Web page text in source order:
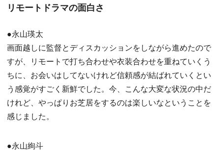
リモートドラマの面白さ
●永山瑛太
画面越しに監督とディスカッションをしながら進めたので
すが、リモートで打ち合わせや衣装合わせを重ねていくう
ちに、お会いはしてないけれど信頼感が結ばれていくとい
う感覚がすごく新鮮でした。今、こんな大変な状況の中だ
けれど、やっぱりお芝居をするのは楽しいなということを
感じました。
●永山絢斗